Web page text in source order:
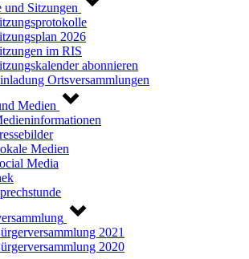
und Sitzungen
2026
im RIS
abonnieren
Ortsversammlungen
Medien
Medien
Media
2021
2020